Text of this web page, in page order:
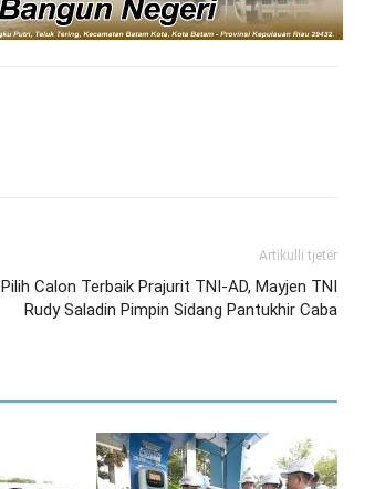
Artikulli tjetër
Pilih Calon Terbaik Prajurit TNI-AD, Mayjen TNI
Rudy Saladin Pimpin Sidang Pantukhir Caba